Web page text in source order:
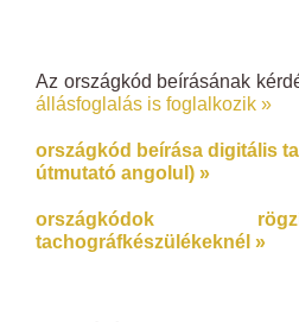
Az országkód beírásának
állásfoglalás is foglalkozik »
országkód beírása digitális
útmutató angolul) »
országkódok
tachográfkészülékeknél »